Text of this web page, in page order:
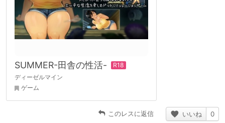
SUMMER-田舎の性活-
ディーゼルマイン
ゲーム
このレスに返信 いいね 0